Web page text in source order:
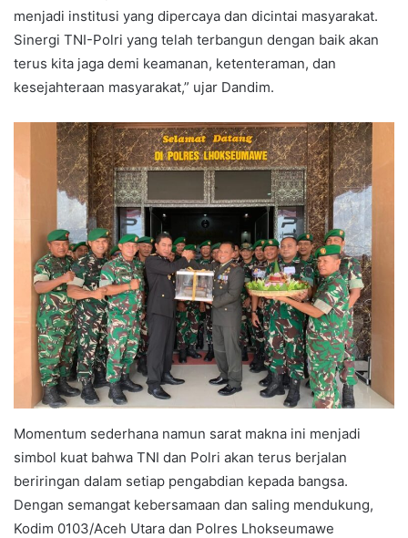
menjadi institusi yang dipercaya dan dicintai masyarakat.
Sinergi TNI-Polri yang telah terbangun dengan baik akan
terus kita jaga demi keamanan, ketenteraman, dan
kesejahteraan masyarakat,” ujar Dandim.
Momentum sederhana namun sarat makna ini menjadi
simbol kuat bahwa TNI dan Polri akan terus berjalan
beriringan dalam setiap pengabdian kepada bangsa.
Dengan semangat kebersamaan dan saling mendukung,
Kodim 0103/Aceh Utara dan Polres Lhokseumawe